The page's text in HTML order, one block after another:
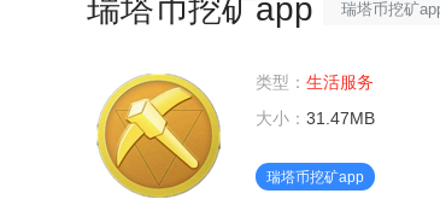
瑞塔币挖矿app
瑞塔币挖矿
矿：使用最先
实时监控：实
制，确保用户
类型： 生活服务
大小： 31.47MB
瑞塔币挖矿app